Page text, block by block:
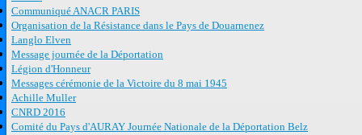
Communiqué ANACR PARIS
Organisation de la Résistance dans le Pays de Douarnenez
Langlo Elven
Message journée de la Déportation
Légion d'Honneur
Messages cérémonie de la Victoire du 8 mai 1945
Achille Muller
CNRD 2016
Comité du Pays d'AURAY Journée Nationale de la Déportation Belz